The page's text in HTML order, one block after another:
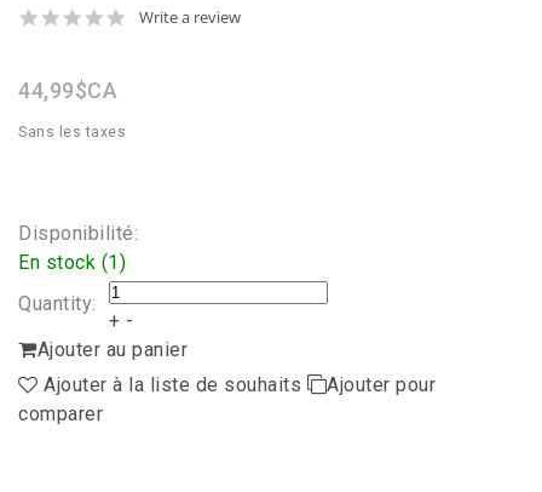
0.0
Write a review
44,99$CA
Sans les taxes
Disponibilité:
En stock (1)
Quantity:
+ -
Ajouter au panier
Ajouter à la liste de souhaits
Ajouter pour
comparer